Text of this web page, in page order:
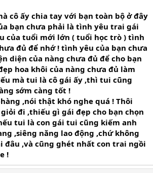
cô ấy chia tay với bạn toàn bộ ở đây
bạn chưa phải là tình yêu trai gái
của tuổi mới lớn ( tuổi học trò ) tình
đủ để nhớ ! tình yêu của bạn chưa
diện của nàng chưa đủ để cho bạn
hoa khôi của nàng chưa đủ làm
mà tui là cô gái ấy ,thì tui cũng
sớm càng tốt !
,nói thật khó nghe quá ! Thôi
đi ,thiếu gì gái đẹp cho bạn chọn
tui là con gái tui cũng kiếm anh
,siêng năng lao động ,chứ không
đâu ,và cũng ghét nhất con trai ngồi
!